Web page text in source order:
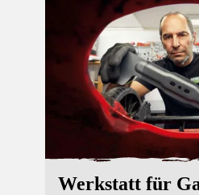
Werkstatt für